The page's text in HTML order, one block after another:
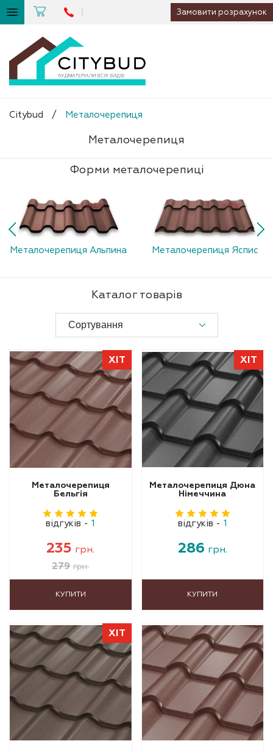
Замовити розрахунок
Citybud / Металочерепиця
Металочерепиця
Форми металочерепиці
Металочерепиця Альпина Металочерепиця Яспис
Каталог товарів
ХІТ
Металочерепиця
Бельгія
відгуків - 1
235 грн.
279 грн.
КУПИТИ
ХІТ
Металочерепиця Дюна
Німеччина
відгуків - 1
286 грн.
КУПИТИ
ХІТ